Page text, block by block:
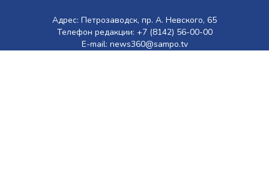
Адрес: Петрозаводск, пр. А. Невского, 65
Телефон редакции: +7 (8142) 56-00-00
E-mail: news360@sampo.tv